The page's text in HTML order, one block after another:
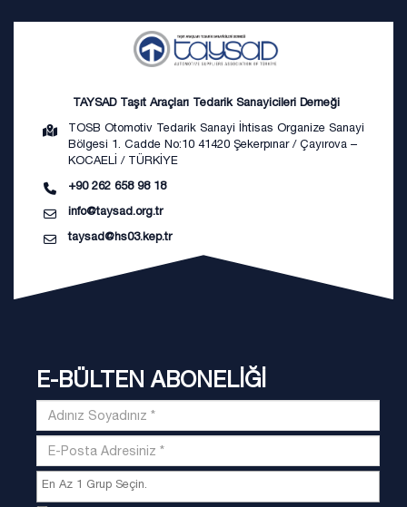
TAYSAD Taşıt Araçları Tedarik Sanayicileri Derneği
TOSB Otomotiv Tedarik Sanayi İhtisas Organize Sanayi
Bölgesi 1. Cadde No:10 41420 Şekerpınar / Çayırova –
KOCAELİ / TÜRKİYE
+90 262 658 98 18
info@taysad.org.tr
taysad@hs03.kep.tr
E-BÜLTEN ABONELİĞİ